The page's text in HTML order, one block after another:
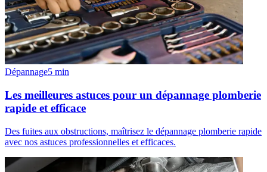
Dépannage5 min
Les meilleures astuces pour un dépannage plomberie
rapide et efficace
Des fuites aux obstructions, maîtrisez le dépannage plomberie rapide
avec nos astuces professionnelles et efficaces.